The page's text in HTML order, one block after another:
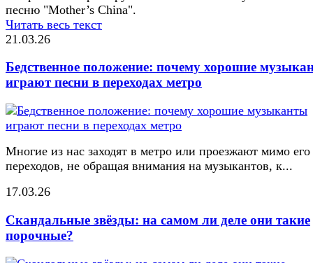
песню "Mother’s China".
Читать весь текст
21.03.26
Бедственное положение: почему хорошие
играют песни в переходах метро
Многие из нас заходят в метро или проезжают мимо его
переходов, не обращая внимания на музыкантов, к...
17.03.26
Скандальные звёзды: на самом ли деле они такие
порочные?